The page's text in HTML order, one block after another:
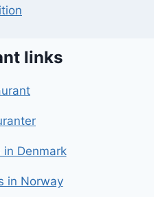
links
in Denmark
in Norway